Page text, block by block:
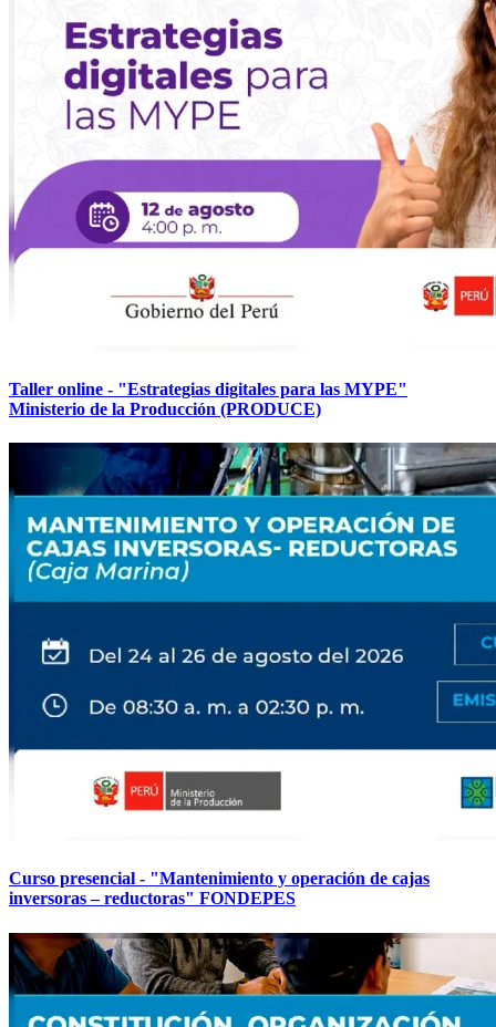
Taller online - "Estrategias digitales para las MYPE"
Ministerio de la Producción (PRODUCE)
Curso presencial - "Mantenimiento y operación de cajas
inversoras – reductoras" FONDEPES